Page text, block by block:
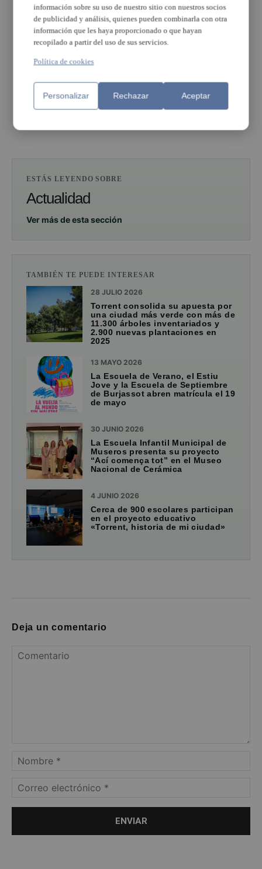
ESTÁS LEYENDO SOBRE
Actualidad
Ver más de esta sección
TAMBIÉN TE PUEDE INTERESAR
28 JULIO 2026
Torrent consolida su apuesta por
una ciudad más verde con más de
11.300 árboles inventariados y
2.900 nuevas plantaciones en
2025
13 MAYO 2026
La Escuela de Verano, el Estiu
Jove y la Escuela de Septiembre
de Burjassot abren matrícula el 19
de mayo
30 JUNIO 2026
La Escuela Infantil Municipal de
Museros presenta su proyecto
“Ací comença tot” en el Museo
Nacional de Cerámica
4 JUNIO 2026
Cerca de 900 escolares participan
en el proyecto educativo
«Torrent, historia de mi ciudad»
Deja un comentario
información sobre su uso de nuestro sitio con nuestros socios
de publicidad y análisis, quienes pueden combinarla con otra
información que les haya proporcionado o que hayan
recopilado a partir del uso de sus servicios.
Política de cookies
Personalizar Rechazar Aceptar